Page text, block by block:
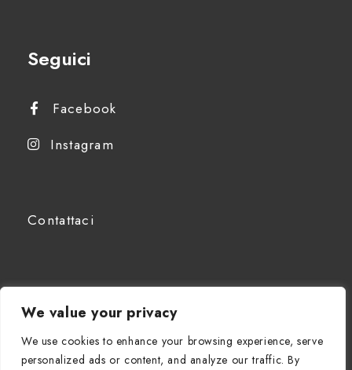
We value your privacy
We use cookies to enhance your browsing experience, serve
personalized ads or content, and analyze our traffic. By
Seguici
Facebook
Instagram
Contattaci